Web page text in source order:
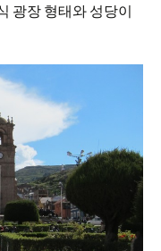
광장 형태와 성당이